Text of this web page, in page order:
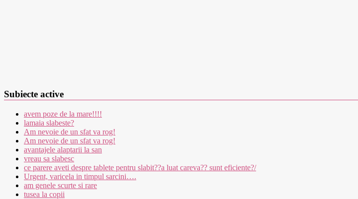
Subiecte active
avem poze de la mare!!!!
lamaia slabeste?
Am nevoie de un sfat va rog!
Am nevoie de un sfat va rog!
avantajele alaptarii la san
vreau sa slabesc
ce parere aveti despre tablete pentru slabit??a luat careva?? sunt eficiente?/
Urgent, varicela in timpul sarcini….
am genele scurte si rare
tusea la copii